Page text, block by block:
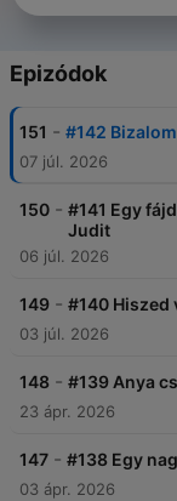
Epizódok
151 - #142
07 júl. 2026
150 - #141 Egy
Judit
06 júl. 2026
149 - #140 Hiszed
03 júl. 2026
148 - #139 Anya
23 ápr. 2026
147 - #138 Egy
03 ápr. 2026